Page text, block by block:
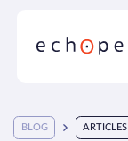
BLOG ARTICLES